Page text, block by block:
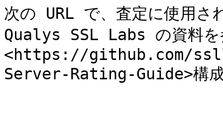
次の URL で、査定に使用さ
Qualys SSL Labs の資料を
<https://github.com/
Server-Rating-Guide>構